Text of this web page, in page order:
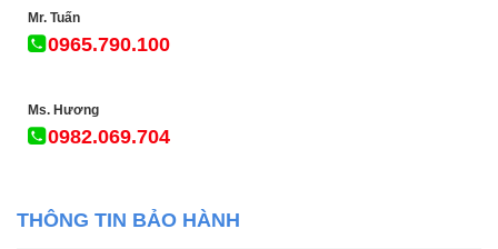
Mr. Tuấn
0965.790.100
Ms. Hương
0982.069.704
THÔNG TIN BẢO HÀNH